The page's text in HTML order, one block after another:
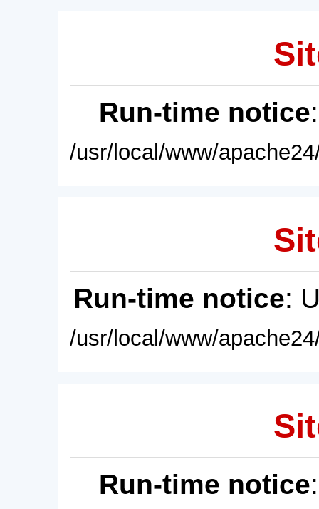
Run-time notice
/usr/local/www/
Run-time notice:
/usr/local/www/
Run-time notice